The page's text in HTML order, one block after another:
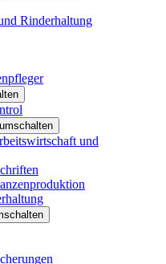
Rinderhaltung
und